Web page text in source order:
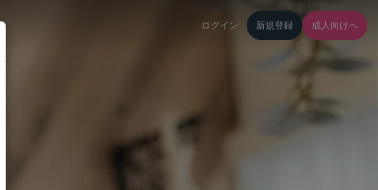
ログイン 新規登録 成人向けへ